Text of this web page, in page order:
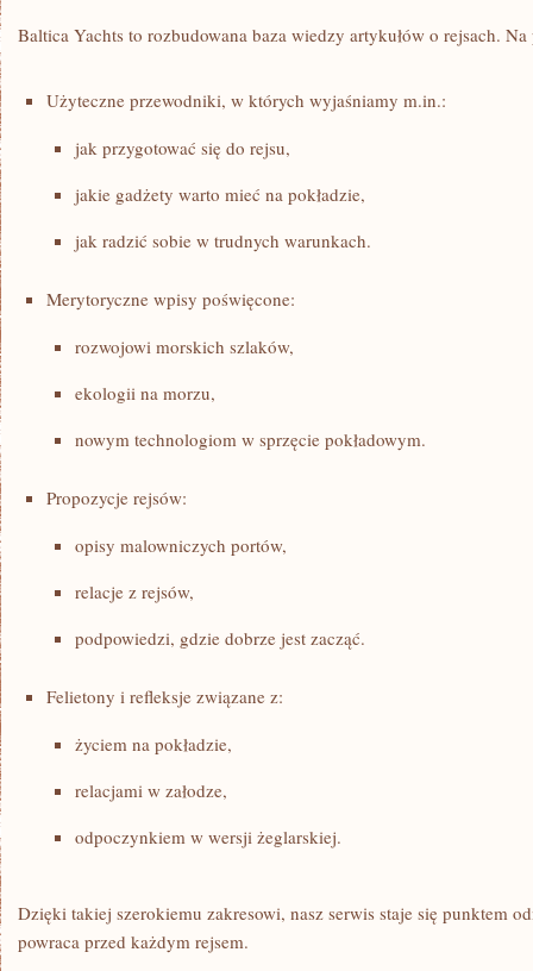
Baltica Yachts to rozbudowana baza wiedzy artykułów o rejsach.
Użyteczne przewodniki, w których wyjaśniamy m.in.:
jak przygotować się do rejsu,
jakie gadżety warto mieć na pokładzie,
jak radzić sobie w trudnych warunkach.
Merytoryczne wpisy poświęcone:
rozwojowi morskich szlaków,
ekologii na morzu,
nowym technologiom w sprzęcie pokładowym.
Propozycje rejsów:
opisy malowniczych portów,
relacje z rejsów,
podpowiedzi, gdzie dobrze jest zacząć.
Felietony i refleksje związane z:
życiem na pokładzie,
relacjami w załodze,
odpoczynkiem w wersji żeglarskiej.
Dzięki takiej szerokiemu zakresowi, nasz serwis staje się punktem
powraca przed każdym rejsem.